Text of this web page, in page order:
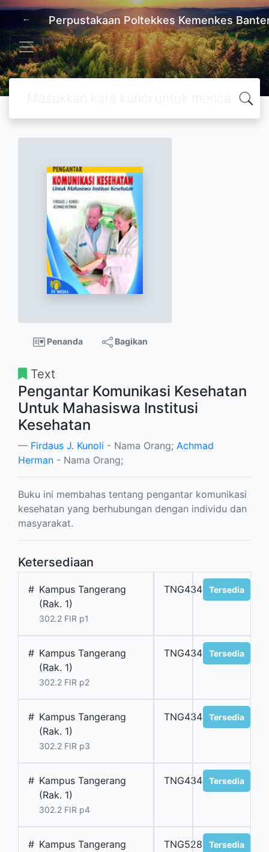
Perpustakaan Poltekkes Kemenkes
Penanda Bagikan
Text
Pengantar Komunikasi Kesehatan
Untuk Mahasiswa Institusi
Kesehatan
Firdaus J. Kunoli - Nama Orang; Achmad
Herman - Nama Orang;
Buku ini membahas tentang pengantar komunikasi
kesehatan yang berhubungan dengan individu dan
masyarakat.
Ketersediaan
# Kampus Tangerang
(Rak. 1)
302.2 FIR p1
TNG4343 Tersedia
# Kampus Tangerang
(Rak. 1)
302.2 FIR p2
TNG4344 Tersedia
# Kampus Tangerang
(Rak. 1)
302.2 FIR p3
TNG4345 Tersedia
# Kampus Tangerang
(Rak. 1)
302.2 FIR p4
TNG4346 Tersedia
# Kampus Tangerang
TNG5281 Tersedia